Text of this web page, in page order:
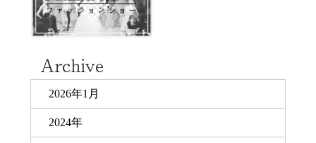
2026年1月
2024年